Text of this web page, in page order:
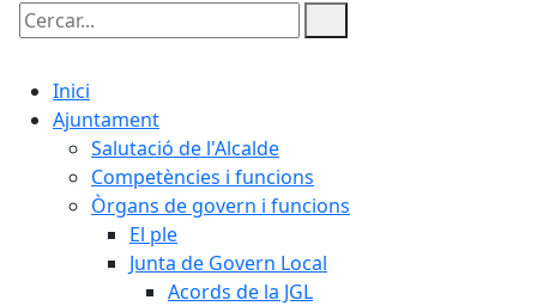
Cercar:
Inici
Ajuntament
Salutació de l'Alcalde
Competències i funcions
Òrgans de govern i funcions
El ple
Junta de Govern Local
Acords de la JGL